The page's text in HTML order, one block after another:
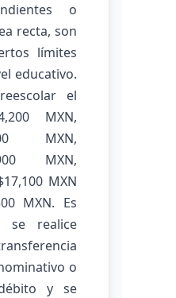
o
recta, son
límites
educativo.
el
MXN,
MXN,
MXN,
MXN
MXN. Es
realice
o
y se